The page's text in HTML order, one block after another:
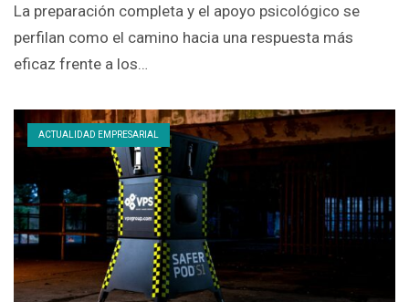
La preparación completa y el apoyo psicológico se
perfilan como el camino hacia una respuesta más
eficaz frente a los…
ACTUALIDAD EMPRESARIAL